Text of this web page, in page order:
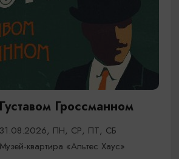
Гроссманном
ПН, СР, ПТ, СБ
квартира «Альтес Хаус»